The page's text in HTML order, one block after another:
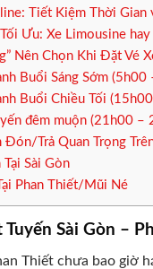
Tiết Kiệm Thời Gian
Ưu: Xe Limousine
Nên Chọn Khi Đặt Vé
Buổi Sáng Sớm (5h00
Buổi Chiều Tối
đêm muộn (21h00 –
Đón/Trả Quan Trọng
Sài Gòn
Phan Thiết/Mũi Né
Tuyến Sài Gòn –
Thiết chưa bao giờ